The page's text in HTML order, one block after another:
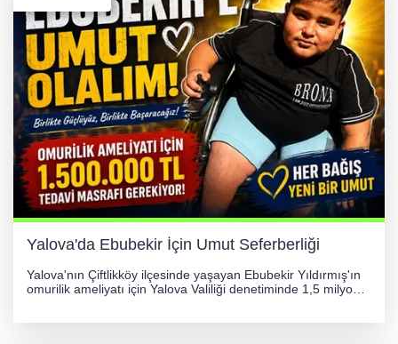
Yalova'da Ebubekir İçin Umut Seferberliği
Yalova'nın Çiftlikköy ilçesinde yaşayan Ebubekir Yıldırmış'ın
omurilik ameliyatı için Yalova Valiliği denetiminde 1,5 milyon